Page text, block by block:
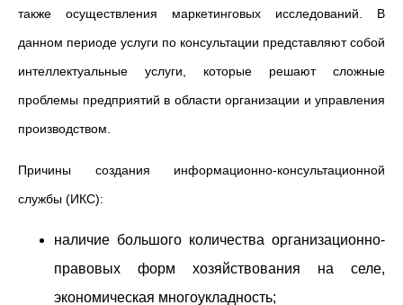
также осуществления маркетинговых исследований. В
данном периоде услуги по консультации представляют собой
интеллектуальные услуги, которые решают сложные
проблемы предприятий в области организации и управления
производством.
Причины создания информационно-консультационной
службы (ИКС):
наличие большого количества организационно-
правовых форм хозяйствования на селе,
экономическая многоукладность;